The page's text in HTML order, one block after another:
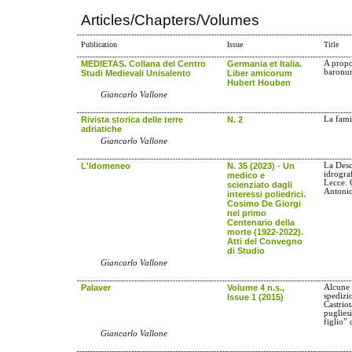
Articles/Chapters/Volumes
Publication Issue Title
MEDIETAS. Collana del Centro
Studi Medievali Unisalento
Germania et Italia.
Liber amicorum
Hubert Houben
A
Giancarlo Vallone
Rivista storica delle terre
adriatiche
N. 2 La
Giancarlo Vallone
L'Idomeneo
N. 35 (2023) - Un
medico e
scienziato dagli
interessi poliedrici.
Cosimo De Giorgi
nel primo
Centenario della
morte (1922-2022).
Atti del Convegno
di Studio
La
Lecce.
Giancarlo Vallone
Palaver
Volume 4 n.s.,
Issue 1 (2015)
Alcune
figlio”
Giancarlo Vallone